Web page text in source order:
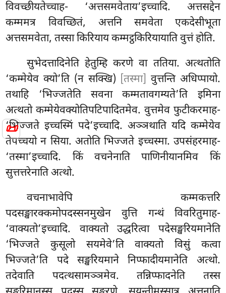
📜
विवच्छीयतेच्चाह- ‘अत्तसमवेताय’इच्चादि. अत्तसद्देन
कम्ममत्र विवच्छितं, अत्तनि समवेता एकदेसीभूता
अत्तसमवेता, तस्सा किरियाय कम्मट्ठकिरियायाति वुत्तं होति.
सुभेदत्तादिनेति हेतुम्हि करणे वा ततिया. अत्थतोति
‘कम्मेयेव क्यो’ति (न सक्खि) [तस्मा] वुत्तन्ति अधिप्पायो.
तथाहि ‘भिज्जतेति सवना कम्मतावगम्यते’ति इमिना
अत्थतो कम्मेयेवक्योतिपटिपादितमेव. वुत्तमेव फुटीकरमाह-
‘भिज्जते इच्चस्मिं पदे’इच्चादि. अञ्ञथाति यदि कम्मेयेव
तेपच्चयो न सिया. अतोति भिज्जते इच्चस्मा. उपसंहरमाह-
‘तस्मा’इच्चादि. किं वचनेनाति पाणिनीयानमिव किं
सुत्तत्तरेनाति अत्थो.
वचनाभावेपि कम्मकत्तरि
पदसङ्खारक्कमोपदस्सनमुखेन वुत्ति गन्थं विवरितुमाह-
‘वाक्यतो’इच्चादि. वाक्यतो उद्धरित्वा पदेसङ्खरियमानेति
‘भिज्जते कुसूलो सयमेवे’ति वाक्यतो विसुं कत्वा
भिज्जते’ति पदे सङ्खरियमाने निप्फादीयमानेति अत्थो.
तदेवाति पदत्थसामञ्ञमेव. तन्निप्फादनेति तस्स